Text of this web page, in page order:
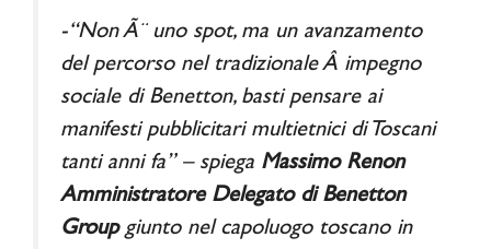
-“Non Ã¨ uno spot, ma un avanzamento
del percorso nel tradizionale Â impegno
sociale di Benetton, basti pensare ai
manifesti pubblicitari multietnici di Toscani
tanti anni fa” – spiega Massimo Renon
Amministratore Delegato di Benetton
Group giunto nel capoluogo toscano in